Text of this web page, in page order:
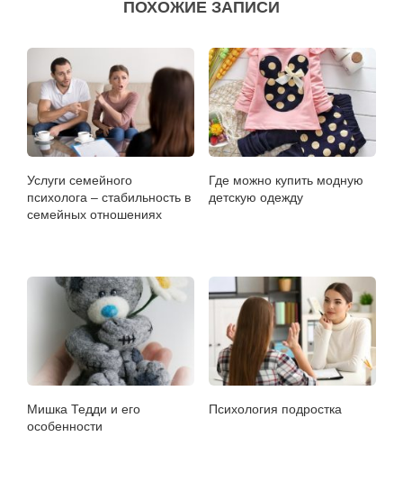
ПОХОЖИЕ ЗАПИСИ
Услуги семейного
психолога – стабильность в
семейных отношениях
Где можно купить модную
детскую одежду
Мишка Тедди и его
особенности
Психология подростка